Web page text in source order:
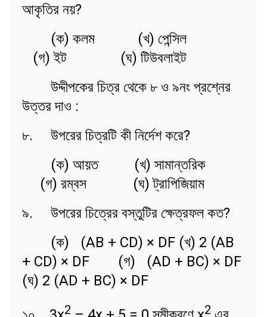
আকৃতির নয়?
(ক) কলম (খ) পেন্সিল
(গ) ইট (ঘ) টিউবলাইট
উদ্দীপকের চিত্র থেকে ৮ ও ৯নং প্রশ্নের
উত্তর দাও :
৮. উপরের চিত্রটি কী নির্দেশ করে?
(ক) আয়ত (খ) সামান্তরিক
(গ) রম্বস (ঘ) ট্রাপিজিয়াম
৯. উপরের চিত্রের বস্তুটির ক্ষেত্রফল কত?
(ক)
(AB + CD) × DF (খ) 2 (AB
+ CD) × DF (গ)
(AD + BC) × DF
(ঘ) 2 (AD + BC) × DF
2 2